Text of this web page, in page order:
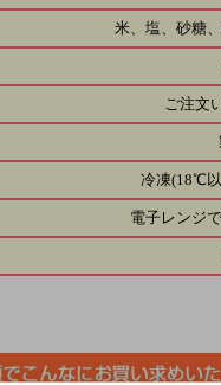
米、塩、砂糖
ご注文
冷凍(18℃以
電子レンジで